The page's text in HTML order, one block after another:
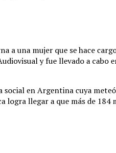
una mujer que se hace
y fue llevado a
en Argentina cuya
llegar a que más de 184